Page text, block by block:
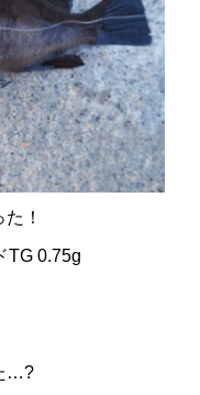
！
TG 0.75g
…?